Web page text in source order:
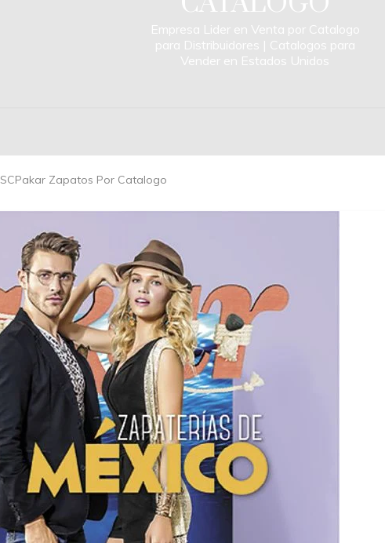
Empresa Lider en Venta por Catalogo
para Distribuidores | Catalogos para
Vender en Estados Unidos
SCPakar Zapatos Por Catalogo